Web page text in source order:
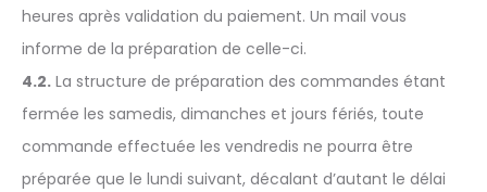
heures après validation du paiement. Un mail vous
informe de la préparation de celle-ci.
4.2. La structure de préparation des commandes étant
fermée les samedis, dimanches et jours fériés, toute
commande effectuée les vendredis ne pourra être
préparée que le lundi suivant, décalant d’autant le délai